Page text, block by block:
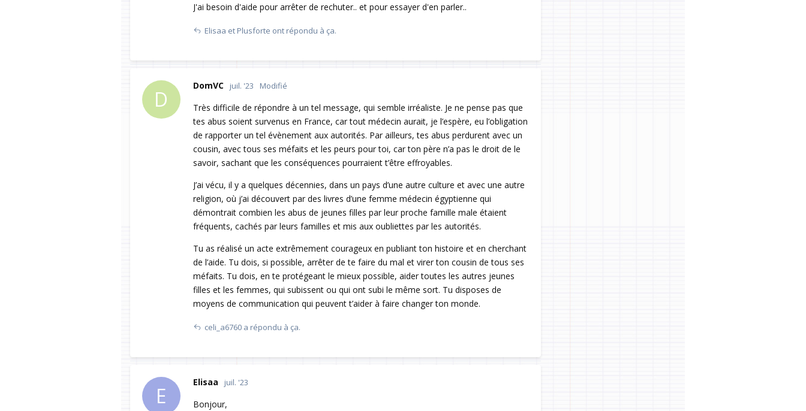
J'ai besoin d'aide pour arrêter de rechuter.. et pour essayer d'en parler..
Elisaa et Plusforte ont répondu à ça.
D
DomVC juil. '23 Modifié
Très difficile de répondre à un tel message, qui semble irréaliste. Je ne pense pas que
tes abus soient survenus en France, car tout médecin aurait, je l’espère, eu l’obligation
de rapporter un tel évènement aux autorités. Par ailleurs, tes abus perdurent avec un
cousin, avec tous ses méfaits et les peurs pour toi, car ton père n’a pas le droit de le
savoir, sachant que les conséquences pourraient t’être effroyables.
J’ai vécu, il y a quelques décennies, dans un pays d’une autre culture et avec une autre
religion, où j’ai découvert par des livres d’une femme médecin égyptienne qui
démontrait combien les abus de jeunes filles par leur proche famille male étaient
fréquents, cachés par leurs familles et mis aux oubliettes par les autorités.
Tu as réalisé un acte extrêmement courageux en publiant ton histoire et en cherchant
de l’aide. Tu dois, si possible, arrêter de te faire du mal et virer ton cousin de tous ses
méfaits. Tu dois, en te protégeant le mieux possible, aider toutes les autres jeunes
filles et les femmes, qui subissent ou qui ont subi le même sort. Tu disposes de
moyens de communication qui peuvent t’aider à faire changer ton monde.
celi_a6760a répondu à ça.
E
Elisaa juil. '23
Bonjour,